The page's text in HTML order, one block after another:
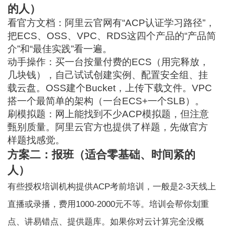
的人）
看官方文档：阿里云官网有“ACP认证学习路径”，
把ECS、OSS、VPC、RDS这四个产品的“产品简
介”和“最佳实践”看一遍。
动手操作：买一台按量付费的ECS（用完释放，
几块钱），自己试试创建实例、配置安全组、挂
载云盘。OSS建个Bucket，上传下载文件。VPC
搭一个最简单的架构（一台ECS+一个SLB）。
刷模拟题：网上能找到不少ACP模拟题，但注意
甄别质量。阿里云官方也提供了样题，先做官方
样题找感觉。
方案二：报班（适合零基础、时间紧的
人）
有些授权培训机构提供ACP考前培训，一般是2-3天线上
直播或录播，费用1000-2000元不等。培训会帮你划重
点、讲易错点、提供题库。如果你对云计算完全没概